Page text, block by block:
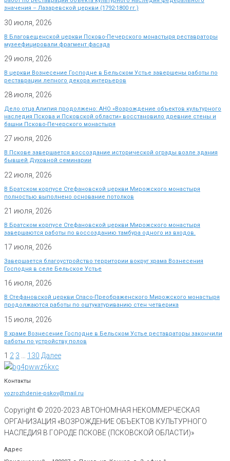
значения – Лазаревской церкви (1792-1800 гг.)
30 июля, 2026
В Благовещенской церкви Псково-Печерского монастыря реставраторы
музеефицировали фрагмент фасада
29 июля, 2026
В церкви Вознесение Господне в Бельском Устье завершены работы по
реставрации лепного декора интерьеров
28 июля, 2026
Дело отца Алипия продолжено: АНО «Возрождение объектов культурного
наследия Пскова и Псковской области» восстановило древние стены и
башни Псково-Печерского монастыря
27 июля, 2026
В Пскове завершается воссоздание исторической ограды возле здания
бывшей Духовной семинарии
22 июля, 2026
В Братском корпусе Стефановской церкви Мирожского монастыря
полностью выполнено основание потолков
21 июля, 2026
В Братском корпусе Стефановской церкви Мирожского монастыря
завершаются работы по воссозданию тамбура одного из входов.
17 июля, 2026
Завершается благоустройство территории вокруг храма Вознесения
Господня в селе Бельское Устье
16 июля, 2026
В Стефановской церкви Спасо-Преображенского Мирожского монастыря
продолжаются работы по оштукатуриванию стен четверика
15 июля, 2026
В храме Вознесение Господне в Бельском Устье реставраторы закончили
работы по устройству полов
1 2 3 130 Далее
Контакты
vozrozhdenie-pskov@mail.ru
Copyright © 2020-2023 АВТОНОМНАЯ НЕКОММЕРЧЕСКАЯ
ОРГАНИЗАЦИЯ «ВОЗРОЖДЕНИЕ ОБЪЕКТОВ КУЛЬТУРНОГО
НАСЛЕДИЯ В ГОРОДЕ ПСКОВЕ (ПСКОВСКОЙ ОБЛАСТИ)»
Адрес